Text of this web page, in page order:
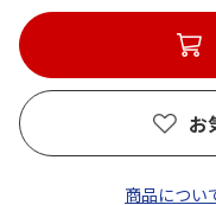
お
商品につい